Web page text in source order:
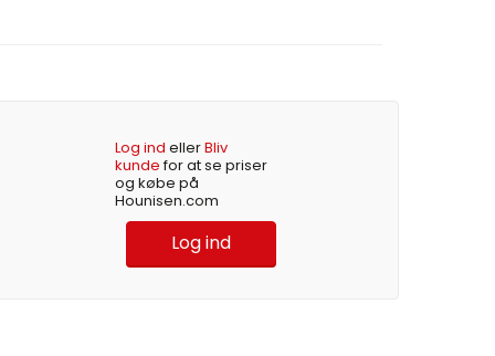
Log ind ellerBliv
kundefor at se priser
og købe på
Hounisen.com
Log ind